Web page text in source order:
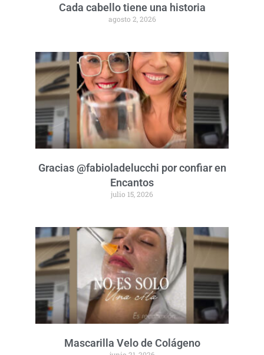
Cada cabello tiene una historia
agosto 2, 2026
Gracias @fabioladelucchi por confiar en
Encantos
julio 15, 2026
Mascarilla Velo de Colágeno